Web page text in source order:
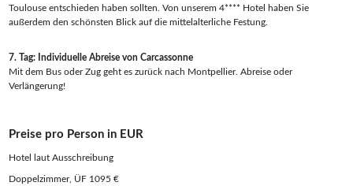
Toulouse entschieden haben sollten. Von unserem 4**** Hotel haben Sie
außerdem den schönsten Blick auf die mittelalterliche Festung.
7. Tag: Individuelle Abreise von Carcassonne
Mit dem Bus oder Zug geht es zurück nach Montpellier. Abreise oder
Verlängerung!
Preise pro Person in EUR
Hotel laut Ausschreibung
Doppelzimmer, ÜF 1095 €